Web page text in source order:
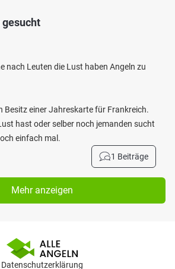
nach Leuten die Lust haben Angeln zu
Besitz einer Jahreskarte für Frankreich.
hast oder selber noch jemanden sucht
einfach mal.
1 Beiträge
Mehr anzeigen
Datenschutzerklärung